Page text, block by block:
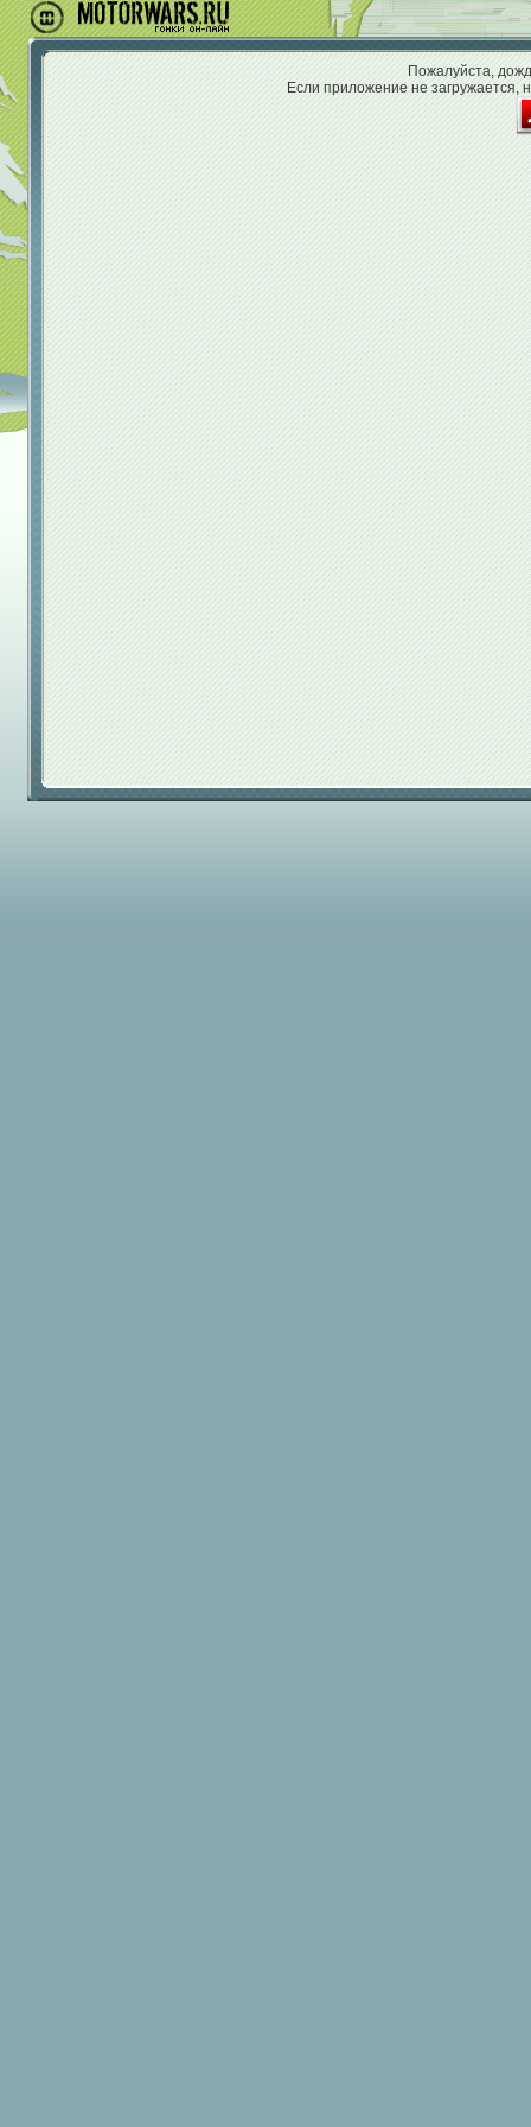
Пожалуйста,
Если приложение не загружается,